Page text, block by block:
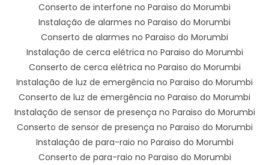
Conserto de interfone no Paraiso do Morumbi
Instalação de alarmes no Paraiso do Morumbi
Conserto de alarmes no Paraiso do Morumbi
Instalação de cerca elétrica no Paraiso do Morumbi
Conserto de cerca elétrica no Paraiso do Morumbi
Instalação de luz de emergência no Paraiso do Morumbi
Conserto de luz de emergência no Paraiso do Morumbi
Instalação de sensor de presença no Paraiso do Morumbi
Conserto de sensor de presença no Paraiso do Morumbi
Instalação de para-raio no Paraiso do Morumbi
Conserto de para-raio no Paraiso do Morumbi